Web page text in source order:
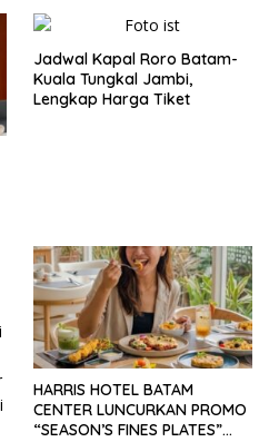
Jadwal Kapal Roro Batam-
Kuala Tungkal Jambi,
Lengkap Harga Tiket
HARRIS HOTEL BATAM
CENTER LUNCURKAN PROMO
“SEASON’S FINES PLATES”